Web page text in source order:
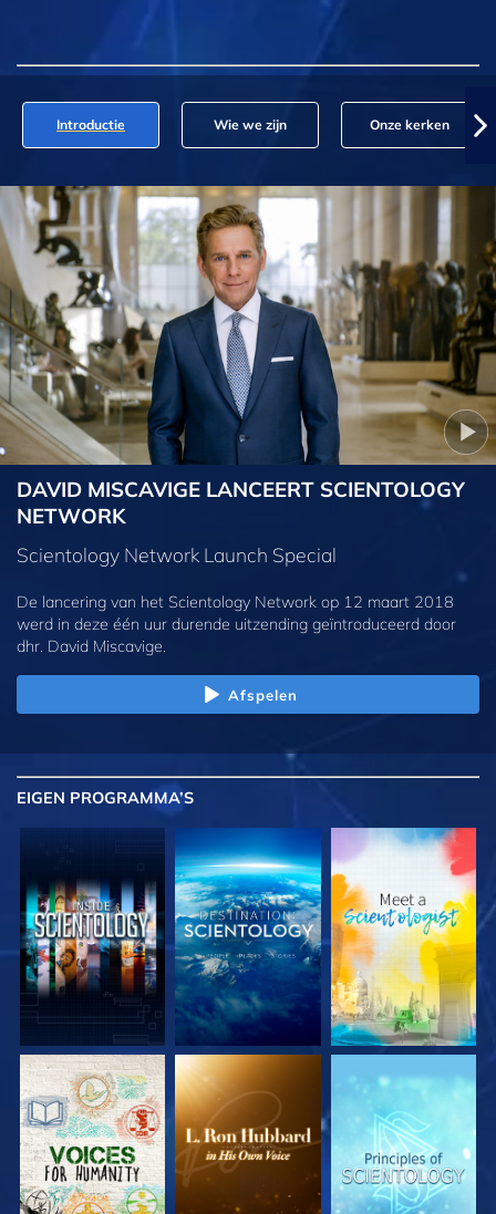
Introductie Wie we zijn Onze kerken
DAVID MISCAVIGE LANCEERT SCIENTOLOGY
NETWORK
Scientology Network Launch Special
De lancering van het Scientology Network op 12 maart 2018
werd in deze één uur durende uitzending geïntroduceerd door
dhr. David Miscavige.
Afspelen
EIGEN PROGRAMMA’S
VERKEN DE SERIE VERKEN DE SERIE VERKEN DE SERIE